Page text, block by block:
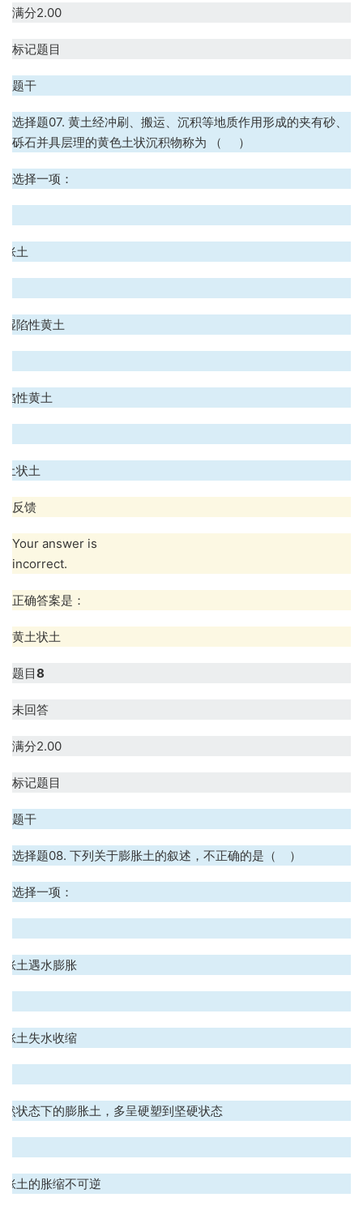
满分2.00
标记题目
题干
选择题07. 黄土经冲刷、搬运、沉积等地质作用形成的夹有砂、
砾石并具层理的黄色土状沉积物称为 （ ）
选择一项：
胀土
湿陷性黄土
陷性黄土
土状土
反馈
Your answer is
incorrect.
正确答案是：
黄土状土
题目8
未回答
满分2.00
标记题目
题干
选择题08. 下列关于膨胀土的叙述，不正确的是（ ）
选择一项：
胀土遇水膨胀
胀土失水收缩
然状态下的膨胀土，多呈硬塑到坚硬状态
胀土的胀缩不可逆